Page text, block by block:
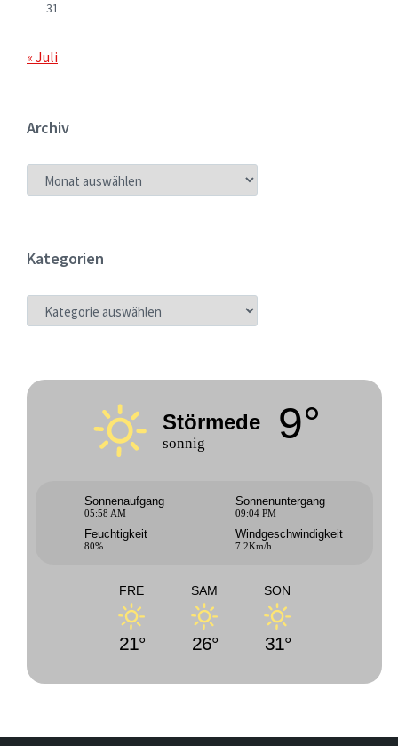
31
« Juli
Archiv
ARCHIV
Kategorien
KATEGORIEN
Störmede
sonnig 9°
Sonnenaufgang
05:58 AM
Sonnenuntergang
09:04 PM
Feuchtigkeit
80%
Windgeschwindigkeit
7.2Km/h
FRE
21°
SAM
26°
SON
31°